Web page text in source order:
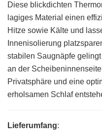
Diese blickdichten
lagiges Material einen
Hitze sowie Kälte und
Innenisolierung
stabilen Saugnäpfe
an der
Privatsphäre und eine
erholsamen Schlaf
Lieferumfang: